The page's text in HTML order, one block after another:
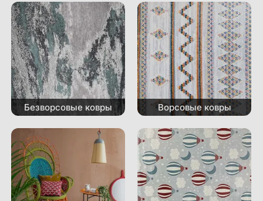
Безворсовые ковры Ворсовые ковры